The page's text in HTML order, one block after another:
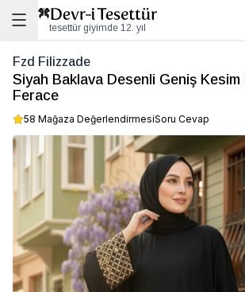
tesettür giyimde 12. yıl
Fzd Filizzade
Siyah Baklava Desenli Geniş Kesim
Ferace
58 Mağaza DeğerlendirmesiSoru Cevap